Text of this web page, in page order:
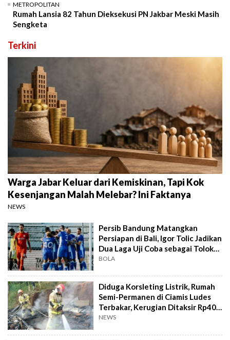
METROPOLITAN
Rumah Lansia 82 Tahun Dieksekusi PN Jakbar Meski Masih
Sengketa
Terkini
Warga Jabar Keluar dari Kemiskinan, Tapi Kok
Kesenjangan Malah Melebar? Ini Faktanya
NEWS
Persib Bandung Matangkan
Persiapan di Bali, Igor Tolic Jadikan
Dua Laga Uji Coba sebagai Tolok
Ukur
BOLA
Diduga Korsleting Listrik, Rumah
Semi-Permanen di Ciamis Ludes
Terbakar, Kerugian Ditaksir Rp40
Juta
NEWS